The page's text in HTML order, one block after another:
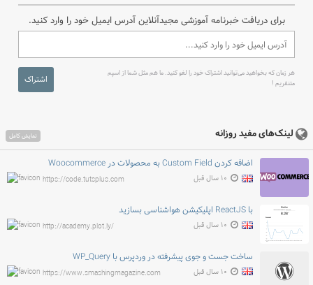
برای دریافت خبرنامه آموزشی مجیدآنلاین آدرس ایمیل خود را وارد کنید.
هر زمان که بخواهید می‌توانید اشتراک خود را لغو کنید. ما هم مثل شما از اسپم
متنفریم !
اشتراک
لینک‌های مفید روزانه نمایش کامل
اضافه کردن Custom Field به محصولات در Woocommerce
https://code.tutsplus.com ۱۰ سال قبل
با ReactJS اپلیکیشن هواشناسی بسازید
http://academy.plot.ly/ ۱۰ سال قبل
ساخت جست و جوی پیشرفته در وردپرس با WP_Query
https://www.smashingmagazine.com ۱۰ سال قبل